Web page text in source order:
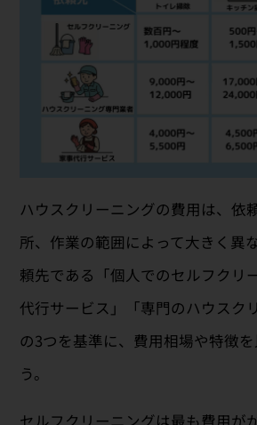
ハウスクリーニングの費用は、依
所、作業の範囲によって大きく異
頼先である「個人でのセルフクリ
代行サービス」「専門のハウスク
の3つを基準に、費用相場や特徴
う。
セルフクリーニングは最も費用が